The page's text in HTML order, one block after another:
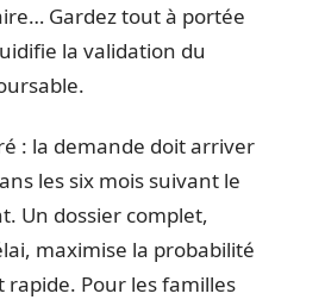
Gardez tout à portée
la validation du
: la demande doit arriver
les six mois suivant le
Un dossier complet,
maximise la probabilité
rapide. Pour les familles